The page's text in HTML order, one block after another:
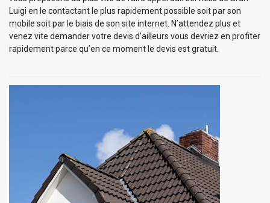
Luigi en le contactant le plus rapidement possible soit par son
mobile soit par le biais de son site internet. N’attendez plus et
venez vite demander votre devis d’ailleurs vous devriez en profiter
rapidement parce qu’en ce moment le devis est gratuit.